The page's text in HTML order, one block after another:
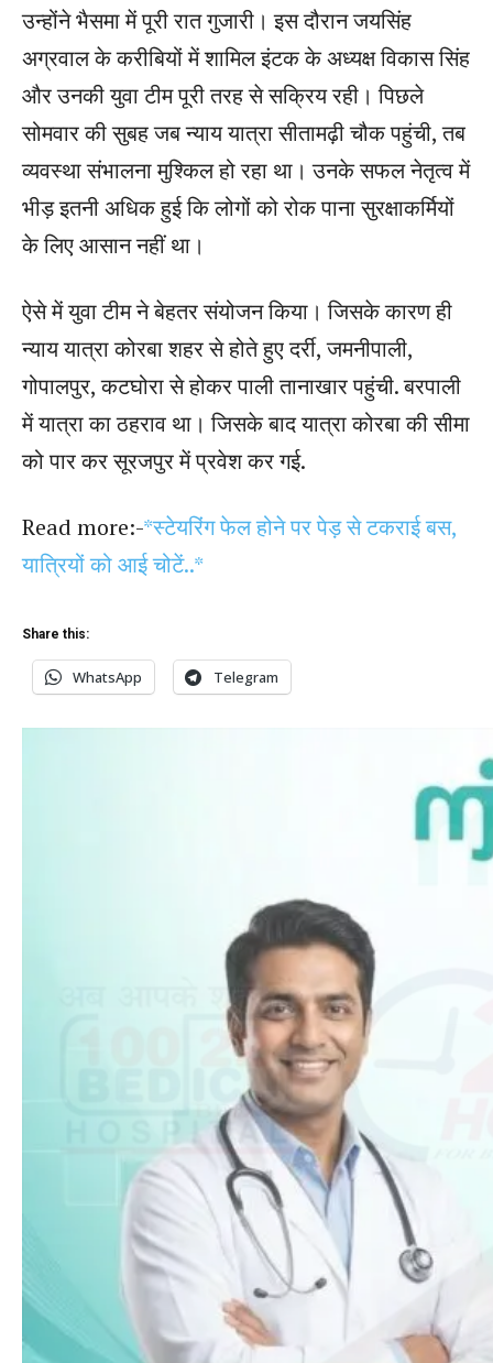
उन्होंने भैसमा में पूरी रात गुजारी। इस दौरान जयसिंह
अग्रवाल के करीबियों में शामिल इंटक के अध्यक्ष विकास सिंह
और उनकी युवा टीम पूरी तरह से सक्रिय रही। पिछले
सोमवार की सुबह जब न्याय यात्रा सीतामढ़ी चौक पहुंची, तब
व्यवस्था संभालना मुश्किल हो रहा था। उनके सफल नेतृत्व में
भीड़ इतनी अधिक हुई कि लोगों को रोक पाना सुरक्षाकर्मियों
के लिए आसान नहीं था।
ऐसे में युवा टीम ने बेहतर संयोजन किया। जिसके कारण ही
न्याय यात्रा कोरबा शहर से होते हुए दर्री, जमनीपाली,
गोपालपुर, कटघोरा से होकर पाली तानाखार पहुंची. बरपाली
में यात्रा का ठहराव था। जिसके बाद यात्रा कोरबा की सीमा
को पार कर सूरजपुर में प्रवेश कर गई.
Read more:-*स्टेयरिंग फेल होने पर पेड़ से टकराई बस,
यात्रियों को आई चोटें..*
Share this:
WhatsApp Telegram